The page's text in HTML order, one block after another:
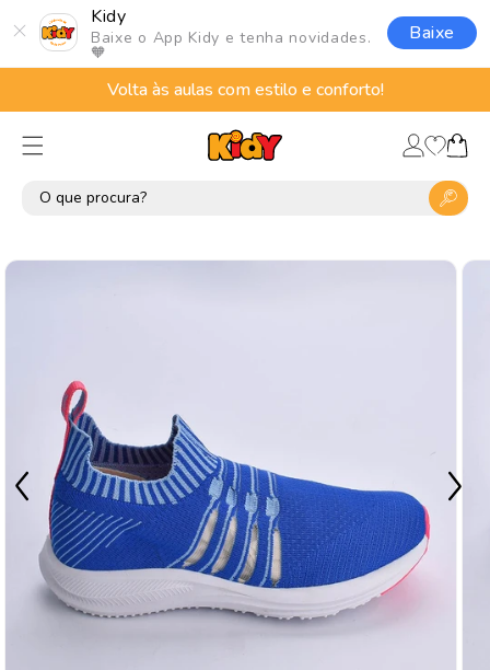
Kidy
Baixe o App Kidy e tenha novidades.
🧡
Baixe
para o
conteúdo
Volta às aulas com estilo e conforto!
Fazer
login
Lista
deCarrinho